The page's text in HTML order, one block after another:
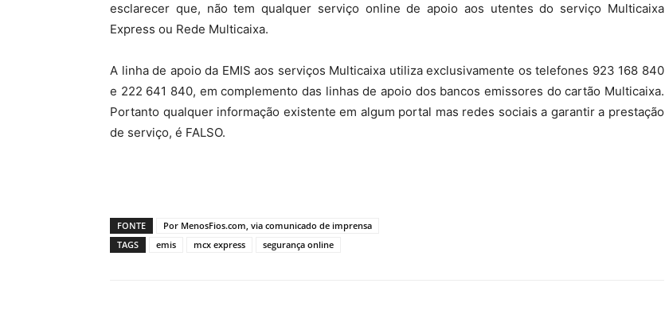
esclarecer que, não tem qualquer serviço online de apoio aos utentes do serviço Multicaixa
Express ou Rede Multicaixa.
A linha de apoio da EMIS aos serviços Multicaixa utiliza exclusivamente os telefones 923 168 840
e 222 641 840, em complemento das linhas de apoio dos bancos emissores do cartão Multicaixa.
Portanto qualquer informação existente em algum portal mas redes sociais a garantir a prestação
de serviço, é FALSO.
FONTE
Por MenosFios.com, via comunicado de imprensa
TAGS
emis mcx express segurança online